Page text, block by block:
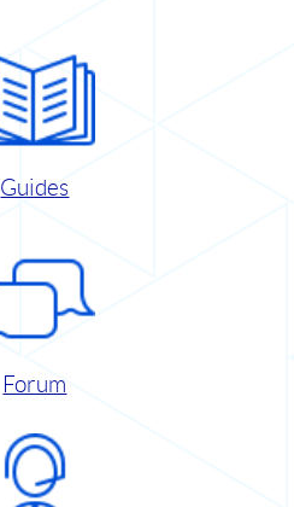
Guides
Forum